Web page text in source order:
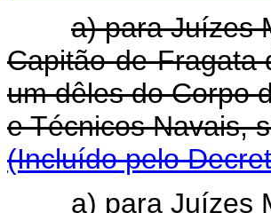
a) para Juízes
Capitão-de-Fragata
um dêles do Corpo
e Técnicos
(Incluído pelo
a) para Juízes